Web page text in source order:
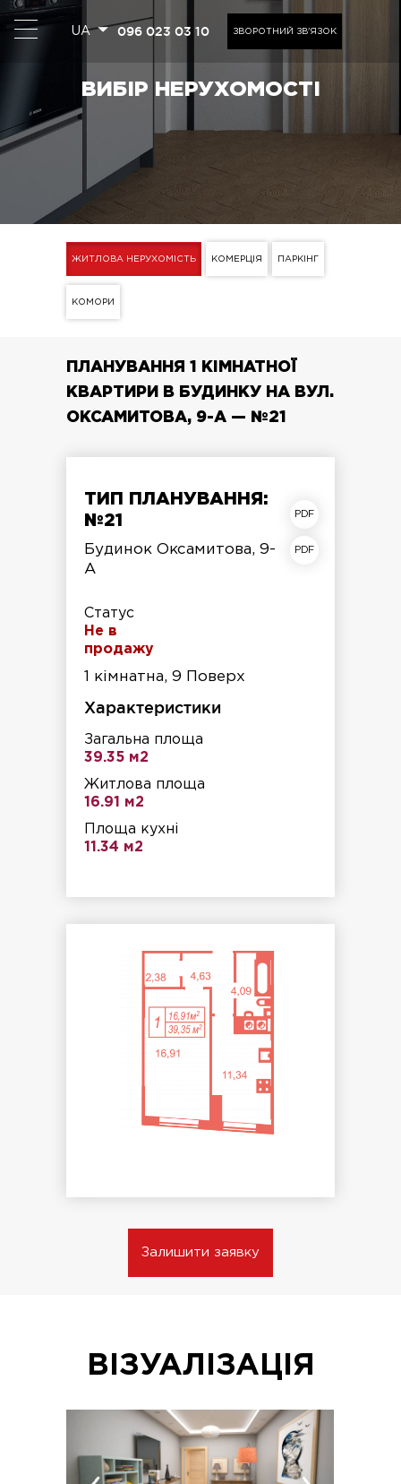
UA 096 023 03 10 ЗВОРОТНИЙ ЗВ'ЯЗОК
ВИБІР НЕРУХОМОСТІ
ЖИТЛОВА НЕРУХОМІСТЬ КОМЕРЦІЯ ПАРКІНГ
КОМОРИ
ПЛАНУВАННЯ 1 КІМНАТНОЇ
КВАРТИРИ В БУДИНКУ НА ВУЛ.
ОКСАМИТОВА, 9-А — №21
ТИП ПЛАНУВАННЯ:
№21
Будинок Оксамитова, 9-
А
Статус
Не в
продажу
1 кімнатна, 9 Поверх
Характеристики
Загальна площа
39.35 м2
Житлова площа
16.91 м2
Площа кухні
11.34 м2
план квартири
план поверху
Залишити заявку
ВІЗУАЛІЗАЦІЯ